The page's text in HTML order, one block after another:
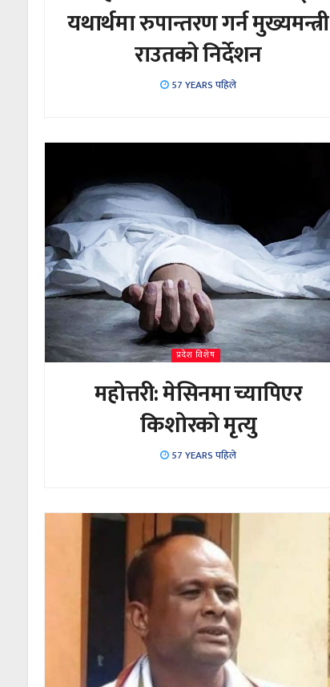
यथार्थमा रुपान्तरण गर्न मुख्यमन्त्री
राउतको निर्देशन
57 YEARS पहिले
प्रदेश विशेष
महोत्तरी: मेसिनमा च्यापिएर
किशोरको मृत्यु
57 YEARS पहिले